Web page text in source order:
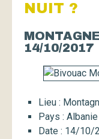
NUIT ?
14/10/2017
Lieu :
Pays : Albanie
Date : 14/10/